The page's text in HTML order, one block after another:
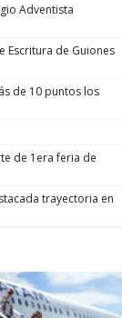
Adventista
Escritura de Guiones
de 10 puntos los
de 1era feria de
trayectoria en